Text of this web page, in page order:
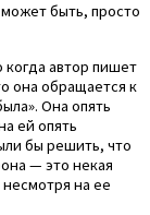
быть, просто
автор пишет
она обращается к
Она опять
ей опять
бы решить, что
— это некая
на ее